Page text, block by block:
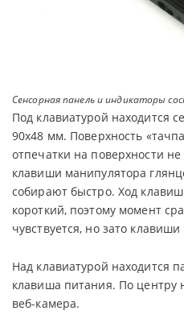
Сенсорная панель и индикаторы
Под клавиатурой находится
90х48 мм. Поверхность
отпечатки на поверхности
клавиши манипулятора
собирают быстро. Ход
короткий, поэтому момент
чувствуется, но зато
Над клавиатурой находится
клавиша питания. По центру
веб-камера.